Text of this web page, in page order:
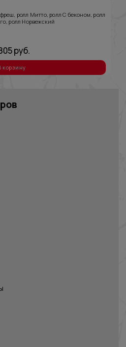
ролл Митто, ролл С беконом, ролл
ролл Норвежский
руб.
корзину